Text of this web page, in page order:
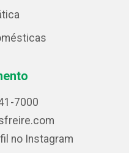
7000
no Instagram